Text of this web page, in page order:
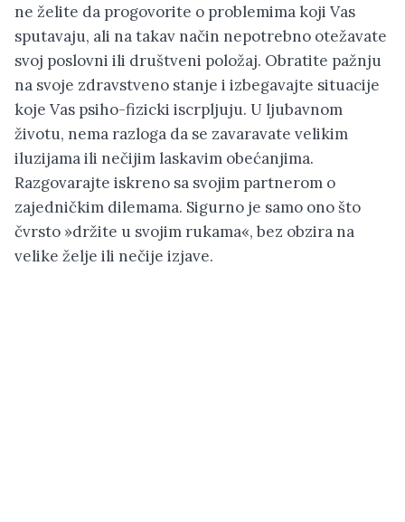
ne želite da progovorite o problemima koji Vas
sputavaju, ali na takav način nepotrebno otežavate
svoj poslovni ili društveni položaj. Obratite pažnju
na svoje zdravstveno stanje i izbegavajte situacije
koje Vas psiho-fizicki iscrpljuju. U ljubavnom
životu, nema razloga da se zavaravate velikim
iluzijama ili nečijim laskavim obećanjima.
Razgovarajte iskreno sa svojim partnerom o
zajedničkim dilemama. Sigurno je samo ono što
čvrsto »držite u svojim rukama«, bez obzira na
velike želje ili nečije izjave.